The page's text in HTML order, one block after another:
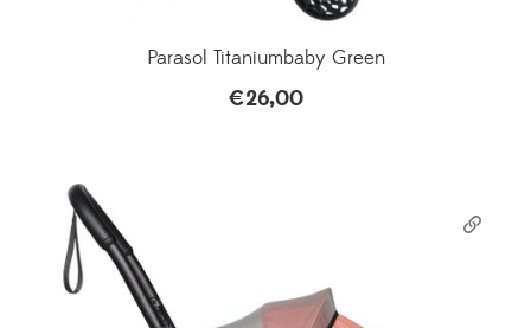
Parasol Titaniumbaby Green
€26,00